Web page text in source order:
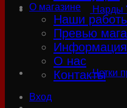
О магазине
Наши
Превью
Информация
О нас
Контакты
Вход
Нарды
Четки